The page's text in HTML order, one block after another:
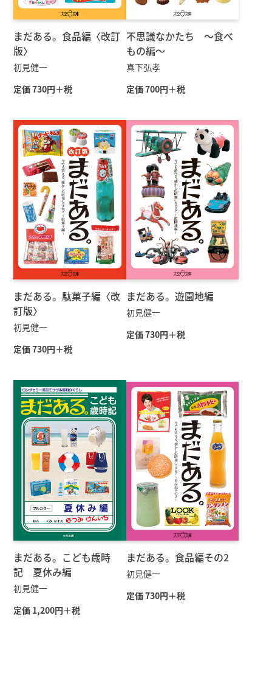
まだある。食品編〈改訂
版〉
初見健一
定価 730円＋税
不思議なかたち ～食べ
もの編～
真下弘孝
定価 700円＋税
まだある。駄菓子編〈改
訂版〉
初見健一
定価 730円＋税
まだある。遊園地編
初見健一
定価 730円＋税
まだある。こども歳時
記 夏休み編
初見健一
定価 1,200円＋税
まだある。食品編その2
初見健一
定価 730円＋税